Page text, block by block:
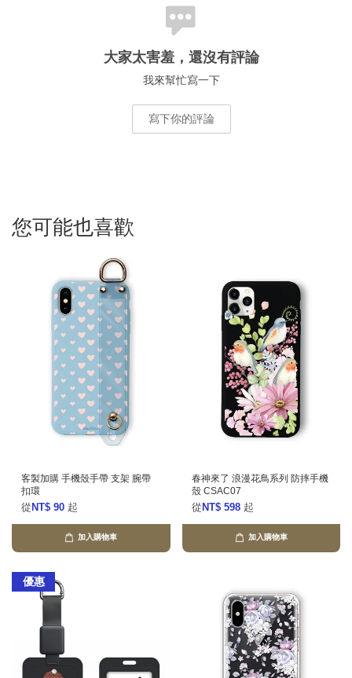
大家太害羞，還沒有評論
我來幫忙寫一下
寫下你的評論
您可能也喜歡
客製加購 手機殼手帶 支架 腕帶
扣環
從 NT$ 90 起
加入購物車
春神來了 浪漫花鳥系列 防摔手機
殼 CSAC07
從 NT$ 598 起
加入購物車
優惠